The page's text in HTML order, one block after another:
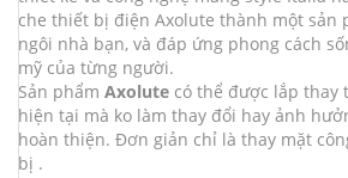
che thiết bị điện Axolute thành một sản
ngôi nhà bạn, và đáp ứng phong cách
mỹ của từng người.
Sản phẩm Axolute có thể được lắp thay
hiện tại mà ko làm thay đổi hay ảnh
hoàn thiện. Đơn giản chỉ là thay mặt
bị .